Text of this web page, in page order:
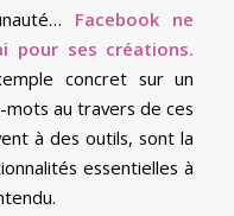
Facebook ne
pour ses créations.
concret sur un
au travers de ces
à des outils, sont la
essentielles à